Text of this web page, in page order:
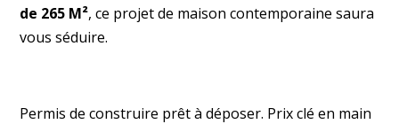
de 265 M², ce projet de maison contemporaine saura
vous séduire.
Permis de construire prêt à déposer. Prix clé en main